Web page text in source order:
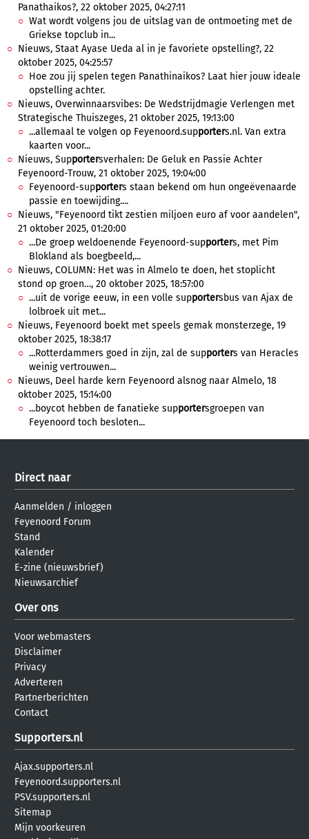
Panathaikos?, 22 oktober 2025, 04:27:11
Wat wordt volgens jou de uitslag van de ontmoeting met de
Griekse topclub in...
Nieuws, Staat Ayase Ueda al in je favoriete opstelling?, 22
oktober 2025, 04:25:57
Hoe zou jij spelen tegen Panathinaikos? Laat hier jouw ideale
opstelling achter.
Nieuws, Overwinnaarsvibes: De Wedstrijdmagie Verlengen met
Strategische Thuiszeges, 21 oktober 2025, 19:13:00
...allemaal te volgen op Feyenoord.supporters.nl. Van extra
kaarten voor...
Nieuws, Supportersverhalen: De Geluk en Passie Achter
Feyenoord-Trouw, 21 oktober 2025, 19:04:00
Feyenoord-supporters staan bekend om hun ongeëvenaarde
passie en toewijding....
Nieuws, "Feyenoord tikt zestien miljoen euro af voor aandelen",
21 oktober 2025, 01:20:00
...De groep weldoenende Feyenoord-supporters, met Pim
Blokland als boegbeeld,...
Nieuws, COLUMN: Het was in Almelo te doen, het stoplicht
stond op groen…, 20 oktober 2025, 18:57:00
...uit de vorige eeuw, in een volle supportersbus van Ajax de
lolbroek uit met...
Nieuws, Feyenoord boekt met speels gemak monsterzege, 19
oktober 2025, 18:38:17
...Rotterdammers goed in zijn, zal de supporters van Heracles
weinig vertrouwen...
Nieuws, Deel harde kern Feyenoord alsnog naar Almelo, 18
oktober 2025, 15:14:00
...boycot hebben de fanatieke supportersgroepen van
Feyenoord toch besloten...
Direct naar
Aanmelden / inloggen
Feyenoord Forum
Stand
Kalender
E-zine (nieuwsbrief)
Nieuwsarchief
Over ons
Voor webmasters
Disclaimer
Privacy
Adverteren
Partnerberichten
Contact
Supporters.nl
Ajax.supporters.nl
Feyenoord.supporters.nl
PSV.supporters.nl
Sitemap
Mijn voorkeuren